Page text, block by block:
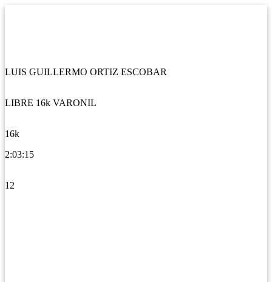
LUIS GUILLERMO ORTIZ ESCOBAR
LIBRE 16k VARONIL
16k
2:03:15
12